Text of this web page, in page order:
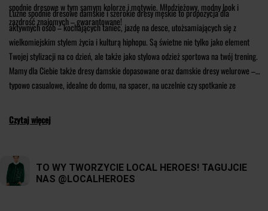
spodnie dresowe w tym samym kolorze i motywie. Młodzieżowy, modny look i
zazdrość znajomych – gwarantowane!
Luźne spodnie dresowe damskie i szerokie dresy męskie to propozycja dla
aktywnych osób – kochających taniec, jazdę na desce, utożsamiających się z
wielkomiejskim stylem życia i kulturą hiphopu. Są świetne nie tylko jako element
Twojej stylizacji na co dzień, ale także jako stylowa odzież sportowa na twój trening.
Mamy dla Ciebie także dresy damskie dopasowane oraz damskie dresy welurowe –
typowo casualowe, idealne do domu, na spacer, na uczelnie czy spotkanie ze
Czytaj więcej